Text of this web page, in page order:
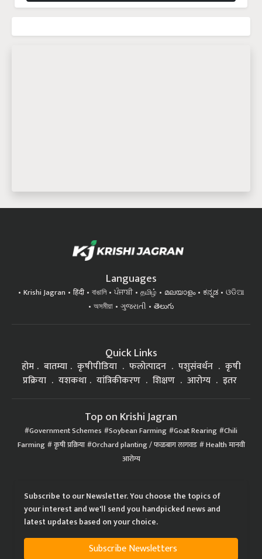
Languages
Krishi Jagran हिंदी বাঙালি ਪੰਜਾਬੀ தமிழ் മലയാളം ಕನ್ನಡ
ଓଡିଆ
অসমীয়া
ગુજરાતી తెలుగు
Quick Links
होम बातम्या कृषीपीडिया फलोत्पादन पशुसंवर्धन
कृषी
प्रक्रिया
यशकथा यांत्रिकीकरण शिक्षण आरोग्य इतर
Top on Krishi Jagran
Government Schemes Soybean Farming Goat Rearing Chili
Farming कृषी प्रक्रिया Orchard planting / फळबाग लागवड Health मानवी
आरोग्य
Subscribe to our Newsletter. You choose the topics of
your interest and we'll send you handpicked news and
latest updates based on your choice.
Subscribe Newsletters